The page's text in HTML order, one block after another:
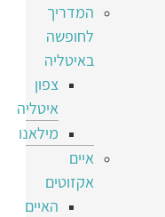
המדריך
לחופשה
באיטליה
צפון
איטליה
מילאנו
איים
אקזוטים
האיים